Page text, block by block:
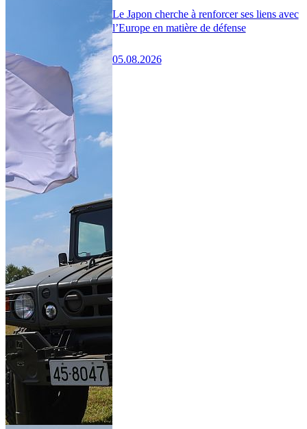
Le Japon cherche à renforcer ses liens avec
l’Europe en matière de défense
05.08.2026